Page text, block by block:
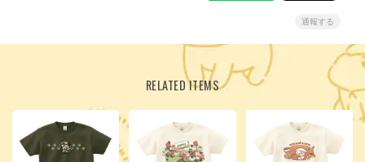
通報する
RELATED ITEMS